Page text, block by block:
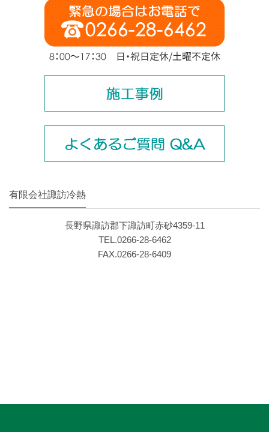
有限会社諏訪冷熱
長野県諏訪郡下諏訪町赤砂4359‐11
TEL.0266‐28‐6462
FAX.0266‐28‐6409